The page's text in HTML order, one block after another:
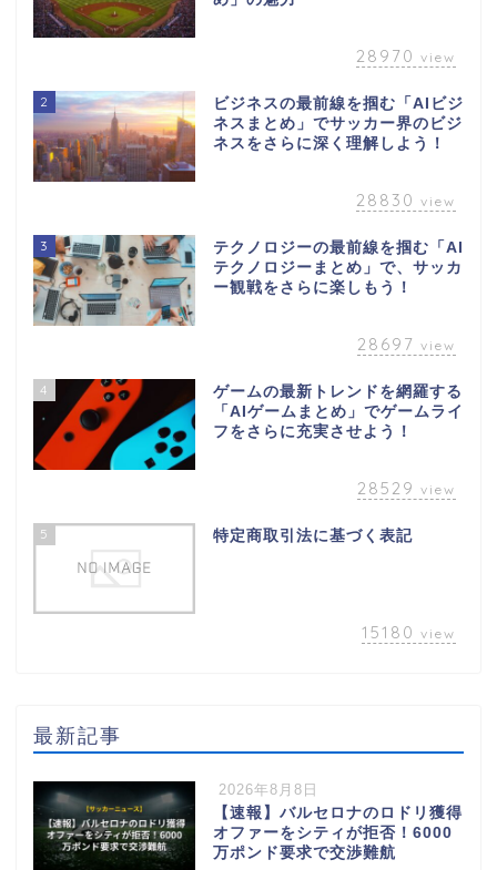
28970 view
2
ビジネスの最前線を掴む「AIビジ
ネスまとめ」でサッカー界のビジ
ネスをさらに深く理解しよう！
28830 view
3
テクノロジーの最前線を掴む「AI
テクノロジーまとめ」で、サッカ
ー観戦をさらに楽しもう！
28697 view
4
ゲームの最新トレンドを網羅する
「AIゲームまとめ」でゲームライ
フをさらに充実させよう！
28529 view
5 特定商取引法に基づく表記
15180 view
最新記事
2026年8月8日
【速報】バルセロナのロドリ獲得
オファーをシティが拒否！6000
万ポンド要求で交渉難航